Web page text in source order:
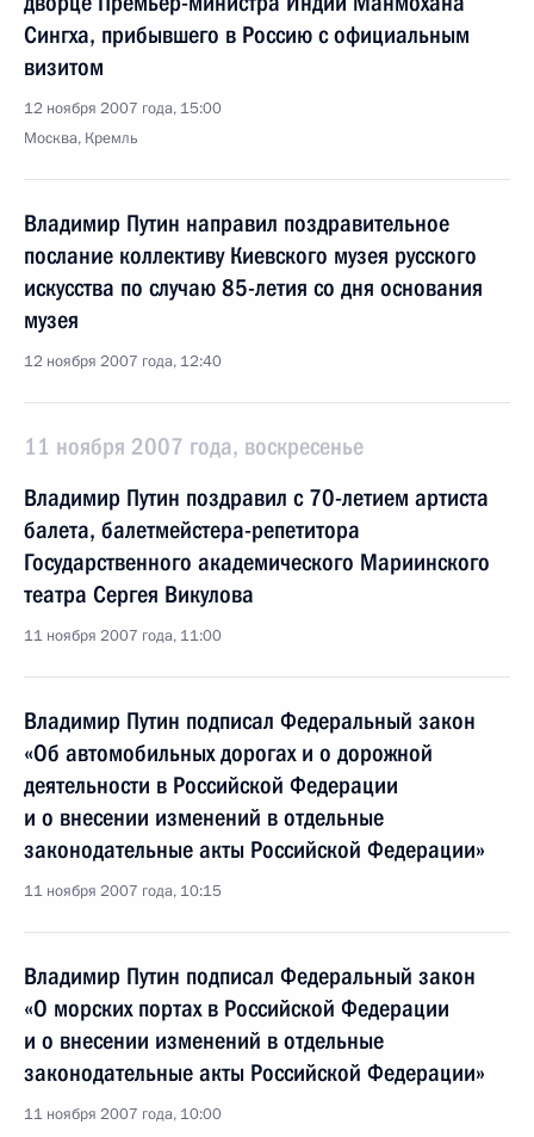
Сингха, прибывшего в Россию с официальным
визитом
12 ноября 2007 года, 15:00
Москва, Кремль
Владимир Путин направил поздравительное
послание коллективу Киевского музея русского
искусства по случаю 85-летия со дня основания
музея
12 ноября 2007 года, 12:40
11 ноября 2007 года, воскресенье
Владимир Путин поздравил с 70-летием артиста
балета, балетмейстера-репетитора
Государственного академического Мариинского
театра Сергея Викулова
11 ноября 2007 года, 11:00
Владимир Путин подписал Федеральный закон
«Об автомобильных дорогах и о дорожной
деятельности в Российской Федерации
и о внесении изменений в отдельные
законодательные акты Российской Федерации»
11 ноября 2007 года, 10:15
Владимир Путин подписал Федеральный закон
«О морских портах в Российской Федерации
и о внесении изменений в отдельные
законодательные акты Российской Федерации»
11 ноября 2007 года, 10:00